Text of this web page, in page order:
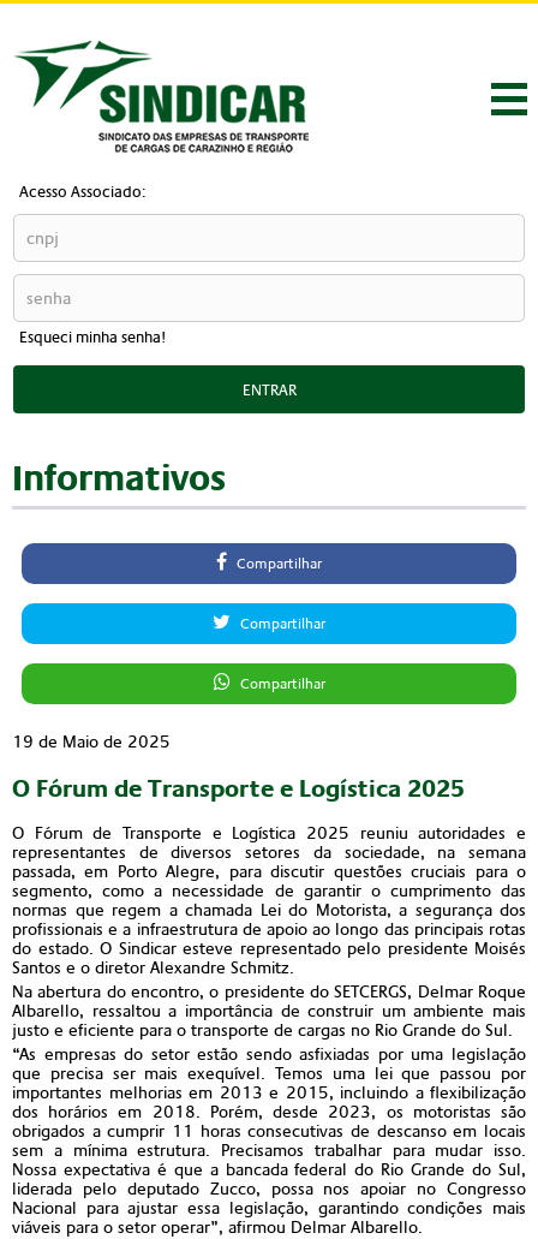
Acesso Associado:
Esqueci minha senha!
ENTRAR
Informativos
Compartilhar
Compartilhar
Compartilhar
19 de Maio de 2025
O Fórum de Transporte e Logística 2025
O Fórum de Transporte e Logística 2025 reuniu autoridades e
representantes de diversos setores da sociedade, na semana
passada, em Porto Alegre, para discutir questões cruciais para o
segmento, como a necessidade de garantir o cumprimento das
normas que regem a chamada Lei do Motorista, a segurança dos
profissionais e a infraestrutura de apoio ao longo das principais rotas
do estado. O Sindicar esteve representado pelo presidente Moisés
Santos e o diretor Alexandre Schmitz.
Na abertura do encontro, o presidente do SETCERGS, Delmar Roque
Albarello, ressaltou a importância de construir um ambiente mais
justo e eficiente para o transporte de cargas no Rio Grande do Sul.
“As empresas do setor estão sendo asfixiadas por uma legislação
que precisa ser mais exequível. Temos uma lei que passou por
importantes melhorias em 2013 e 2015, incluindo a flexibilização
dos horários em 2018. Porém, desde 2023, os motoristas são
obrigados a cumprir 11 horas consecutivas de descanso em locais
sem a mínima estrutura. Precisamos trabalhar para mudar isso.
Nossa expectativa é que a bancada federal do Rio Grande do Sul,
liderada pelo deputado Zucco, possa nos apoiar no Congresso
Nacional para ajustar essa legislação, garantindo condições mais
viáveis para o setor operar”, afirmou Delmar Albarello.